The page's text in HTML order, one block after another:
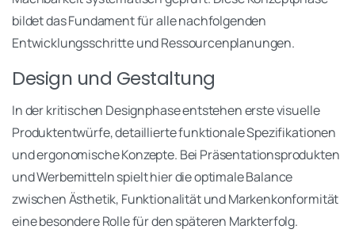
bildet das Fundament für alle nachfolgenden
Entwicklungsschritte und Ressourcenplanungen.
Design und Gestaltung
In der kritischen Designphase entstehen erste visuelle
Produktentwürfe, detaillierte funktionale Spezifikationen
und ergonomische Konzepte. Bei Präsentationsprodukten
und Werbemitteln spielt hier die optimale Balance
zwischen Ästhetik, Funktionalität und Markenkonformität
eine besondere Rolle für den späteren Markterfolg.